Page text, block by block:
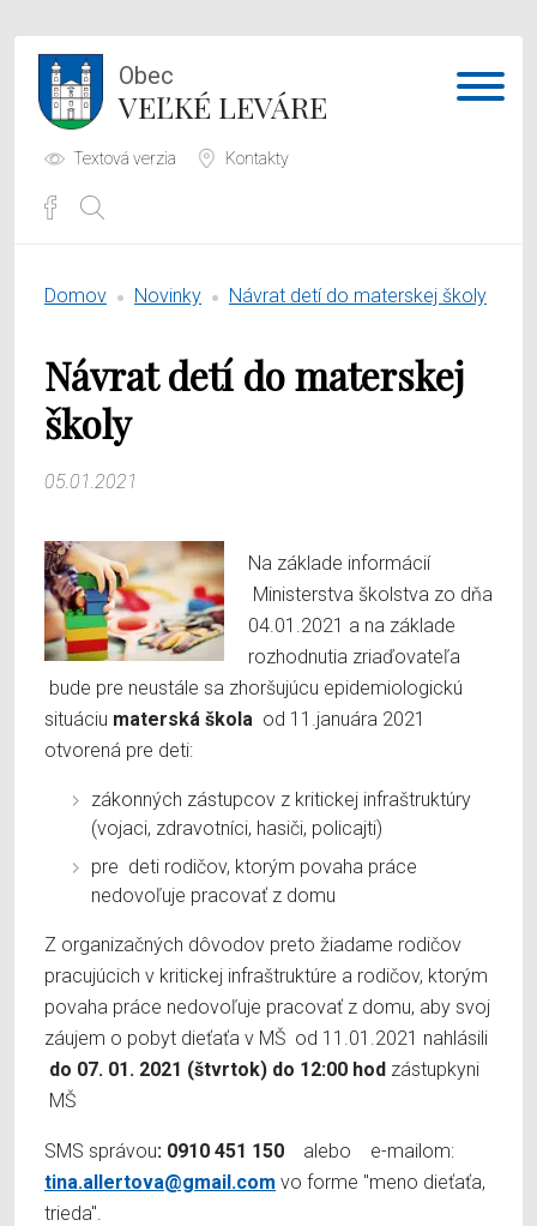
Obec
VEĽKÉ LEVÁRE
Textová verzia Kontakty
Obecný úrad
O obci
Domov Novinky Návrat detí do materskej školy
Návrat detí do materskej
školy
05.01.2021
Na základe informácií
Ministerstva školstva zo dňa
04.01.2021 a na základe
rozhodnutia zriaďovateľa
bude pre neustále sa zhoršujúcu epidemiologickú
situáciu materská škola od 11.januára 2021
otvorená pre deti:
zákonných zástupcov z kritickej infraštruktúry
(vojaci, zdravotníci, hasiči, policajti)
pre deti rodičov, ktorým povaha práce
nedovoľuje pracovať z domu
Z organizačných dôvodov preto žiadame rodičov
pracujúcich v kritickej infraštruktúre a rodičov, ktorým
povaha práce nedovoľuje pracovať z domu, aby svoj
záujem o pobyt dieťaťa v MŠ od 11.01.2021 nahlásili
do 07. 01. 2021 (štvrtok) do 12:00 hod zástupkyni
MŠ
SMS správou: 0910 451 150 alebo
e-mailom:
tina.allertova@gmail.com vo forme "meno dieťaťa,
trieda".